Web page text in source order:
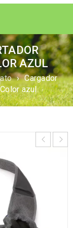
AZUL
› Cargador
azul